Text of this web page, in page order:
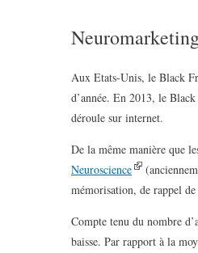
Aux Etats-Unis, le Black
d’année. En 2013, le
déroule sur internet.
De la même manière que
Neuroscience
mémorisation, de rappel
Compte tenu du nombre
baisse. Par rapport à la